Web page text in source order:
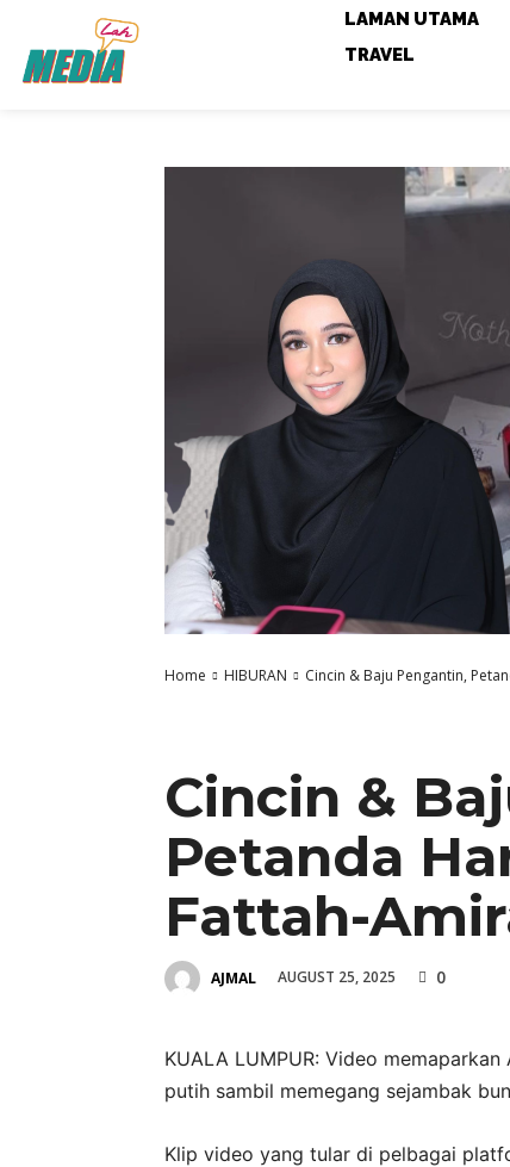
LAMAN UTAMA
TRAVEL
Home HIBURAN Cincin & Baju Pengantin,
Cincin &
Petanda
Fattah-
AJMAL AUGUST 25, 2025 0
KUALA LUMPUR: Video
putih sambil memegang sejambak
Klip video yang tular di pelbagai